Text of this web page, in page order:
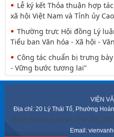
Lễ ký kết Thỏa thuận hợp
xã hội Việt Nam và Tỉnh ủy
Thường trực Hội đồng Lý
Tiểu ban Văn hóa - Xã hội -
Công tác chuẩn bị trưng
- Vững bước tương lai”
VIỆN
Địa chỉ: 20 Lý Thái Tổ, Phường
Điện thoại cơ quan: (84-24)
Email: